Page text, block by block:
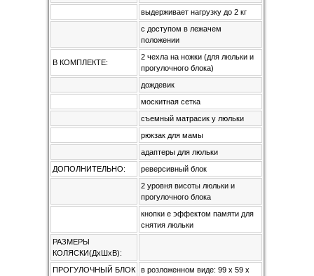
выдерживает нагрузку до 2 кг
с доступом в лежачем
положении
В КОМПЛЕКТЕ:
2 чехла на ножки (для люльки и
прогулочного блока)
дождевик
москитная сетка
съемный матрасик у люльки
рюкзак для мамы
адаптеры для люльки
ДОПОЛНИТЕЛЬНО:
реверсивный блок
2 уровня висоты люльки и
прогулочного блока
кнопки е эффектом памяти для
снятия люльки
РАЗМЕРЫ
КОЛЯСКИ(ДхШхВ):
ПРОГУЛОЧНЫЙ БЛОК
в розложенном виде: 99 х 59 х